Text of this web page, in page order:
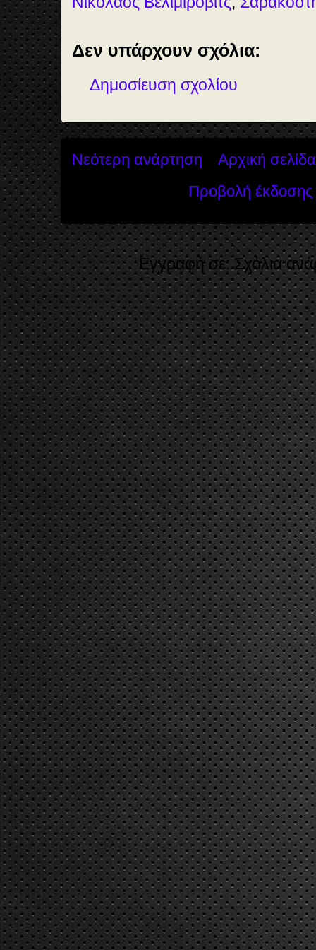
Δεν υπάρχουν σχόλια:
Δημοσίευση σχολίου
Νεότερη ανάρτηση
Αρχική σελίδα
Προβολή έκδοσης
Εγγραφή σε:Σχόλια